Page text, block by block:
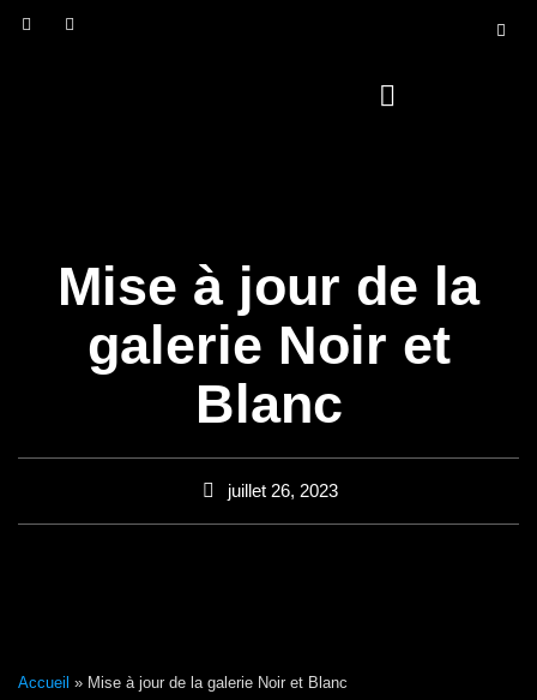
Mise à jour de la
galerie Noir et
Blanc
juillet 26, 2023
Accueil » Mise à jour de la galerie Noir et Blanc